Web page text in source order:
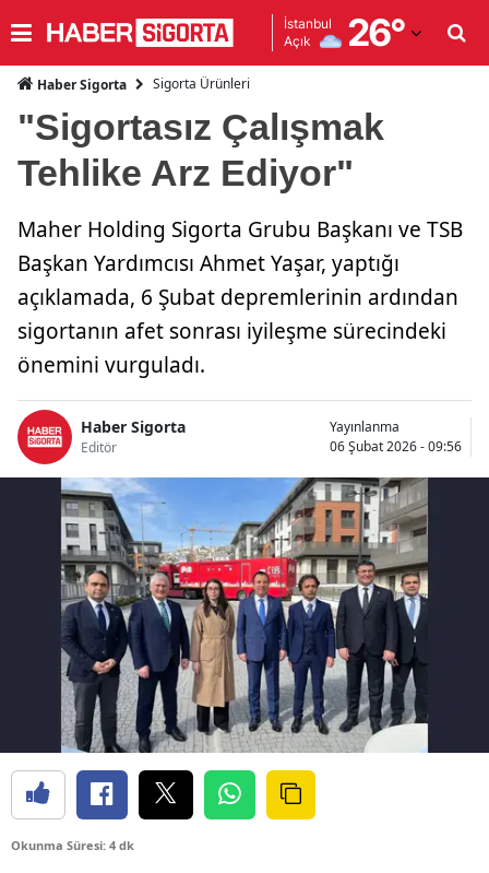
İstanbul
Açık
26°
Adana
Adıyaman
Amasya
Ankara
Antalya
Aydın
Bilecik
Bingöl
Bitlis
Bolu
Burdur
Bursa
Çanakkale
Çankırı
Haber Sigorta Sigorta Ürünleri
"Sigortasız Çalışmak
Tehlike Arz Ediyor"
Maher Holding Sigorta Grubu Başkanı ve TSB
Başkan Yardımcısı Ahmet Yaşar, yaptığı
açıklamada, 6 Şubat depremlerinin ardından
sigortanın afet sonrası iyileşme sürecindeki
önemini vurguladı.
Haber Sigorta
Editör
Yayınlanma
06 Şubat 2026 - 09:56
Okunma Süresi: 4 dk